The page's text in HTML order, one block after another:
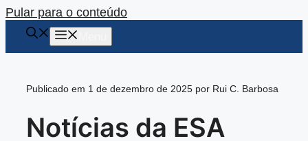
Pular para o conteúdo
Publicado em 1 de dezembro de 2025 por Rui C. Barbosa
Notícias da ESA